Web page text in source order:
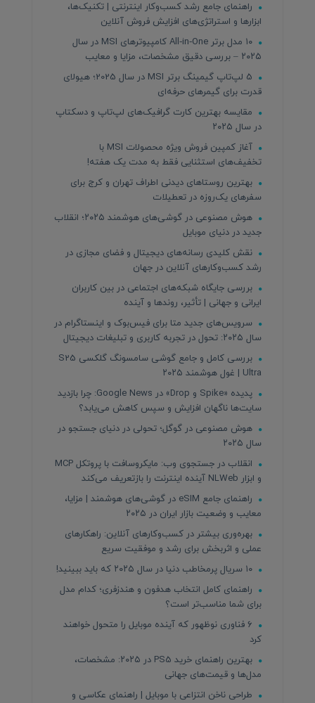
راهنمای جامع رشد کسب‌وکار اینترنتی | تکنیک‌ها،
ابزارها و استراتژی‌های افزایش فروش آنلاین
۱۰ مدل برتر All‑in‑One کامپیوترهای MSI در سال
۲۰۲۵ – بررسی دقیق مشخصات، مزایا و معایب
5 لپ‌تاپ گیمینگ برتر MSI در سال 2025؛ هیولای
قدرت برای گیمرهای حرفه‌ای
مقایسه بهترین کارت گرافیک‌های لپ‌تاپ و دسکتاپ
در سال ۲۰۲۵
آغاز کمپین فروش ویژه محصولات MSI با
تخفیف‌های استثنایی فقط به مدت یک هفته!
بهترین روستاهای دیدنی اطراف تهران و کرج برای
سفرهای یک‌روزه در تعطیلات
هوش مصنوعی در گوشی‌های هوشمند ۲۰۲۵؛ انقلاب
جدید در دنیای موبایل
نقش کلیدی رسانه‌های دیجیتال و فضای مجازی در
رشد کسب‌وکارهای آنلاین در جهان
بررسی جایگاه شبکه‌های اجتماعی در بین کاربران
ایرانی و جهانی | تأثیر، روندها و آینده
سرویس‌های جدید متا برای فیس‌بوک و اینستاگرام در
سال ۲۰۲۵: تحول در تجربه کاربری و تبلیغات دیجیتال
بررسی کامل و جامع گوشی سامسونگ گلکسی S25
Ultra | غول هوشمند ۲۰۲۵
پدیده «Spike و Drop» در Google News: چرا بازدید
سایت‌ها ناگهان افزایش و سپس کاهش می‌یابد؟
هوش مصنوعی در گوگل؛ تحولی در دنیای جستجو در
سال ۲۰۲۵
انقلاب در جستجوی وب: مایکروسافت با پروتکل MCP
و ابزار NLWeb آینده اینترنت را بازتعریف می‌کند
راهنمای جامع eSIM در گوشی‌های هوشمند | مزایا،
معایب و وضعیت بازار ایران در ۲۰۲۵
بهره‌وری بیشتر در کسب‌وکارهای آنلاین: راهکارهای
عملی و اثربخش برای رشد و موفقیت سریع
راهنمای کامل انتخاب هدفون و هندزفری؛ کدام مدل
برای شما مناسب‌تر است؟
۶ فناوری نوظهور که آینده موبایل را متحول خواهند
کرد
بهترین راهنمای خرید PS5 در ۲۰۲۵: مشخصات،
مدل‌ها و قیمت‌های جهانی
طراحی ناخن انتزاعی با موبایل | راهنمای عکاسی و